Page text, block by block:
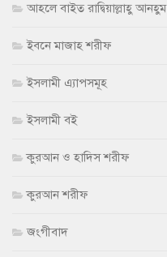
আহলে বাইত রাদ্বিয়াল্লাহু আনহুম
ইবনে মাজাহ শরীফ
ইসলামী এ্যাপসমূহ
ইসলামী বই
কুরআন ও হাদিস শরীফ
কুরআন শরীফ
জংগীবাদ